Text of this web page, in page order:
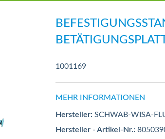
1001169
MEHR INFORMATIONEN
Hersteller: SCHWAB-WISA-
Hersteller - Artikel-Nr.: